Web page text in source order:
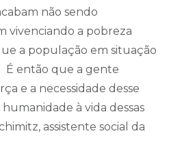
não sendo
vivenciando a pobreza
a população em situação
então que a gente
e a necessidade desse
à vida dessas
assistente social da